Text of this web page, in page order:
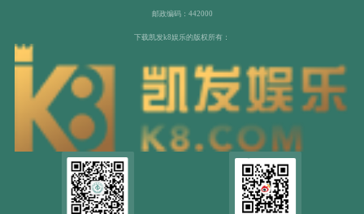
邮政编码：442000
下载凯发k8娱乐的版权所有：